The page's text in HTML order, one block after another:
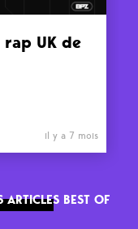
UK de
il y a 7 mois
ARTICLES BEST OF